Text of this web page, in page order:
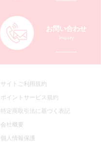
お問い合わせ
Inquiry
サイトご利用規約
ポイントサービス規約
特定商取引法に基づく表記
会社概要
個人情報保護